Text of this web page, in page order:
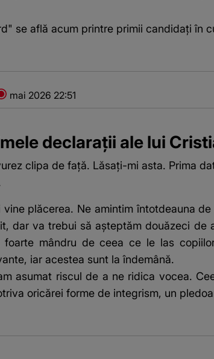
se află acum printre primii candidaţi în
mai 2026 22:51
declarații ale lui
clipa de faţă. Lăsaţi-mi asta. Prima
vine plăcerea. Ne amintim întotdeauna
dar va trebui să aşteptăm douăzeci de
foarte mândru de ceea ce le las
iar acestea sunt la îndemână.
asumat riscul de a ne ridica vocea.
oricărei forme de integrism, un